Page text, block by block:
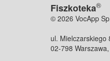
Fiszkoteka®
© 2026 VocApp
ul. Mielczarskiego
02-798